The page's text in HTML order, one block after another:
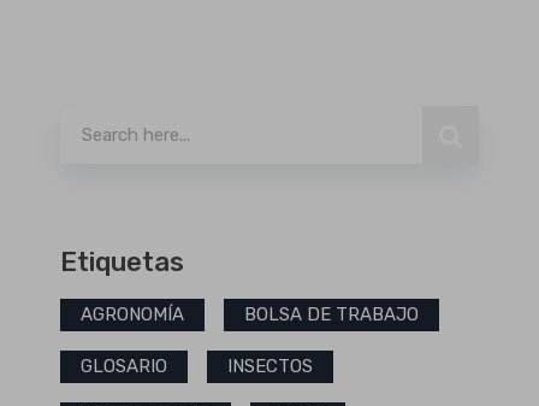
Etiquetas
AGRONOMÍA BOLSA DE TRABAJO
GLOSARIO INSECTOS